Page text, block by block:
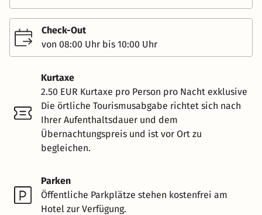
Check-Out
von 08:00 Uhr bis 10:00 Uhr
Kurtaxe
2.50 EUR Kurtaxe pro Person pro Nacht exklusive
Die örtliche Tourismusabgabe richtet sich nach
Ihrer Aufenthaltsdauer und dem
Übernachtungspreis und ist vor Ort zu
begleichen.
Parken
Öffentliche Parkplätze stehen kostenfrei am
Hotel zur Verfügung.